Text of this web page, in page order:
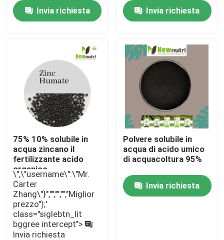
Circa noi
Giro della fabbrica
Controllo di qualità
Contattici
Richieda una citazione
Fertilizzante organico di acido umico
Fertilizzante organico dell'aminoacido
Invia richiesta
Invia richiesta
75% 10% solubile in
acqua zincano il
fertilizzante acido
organico
\",\"username\":\"Mr.
Carter
Zhang\"}","","","","Miglior
prezzo");'
class="siglebtn_lit
bggree intercept">
Invia richiesta
Polvere solubile in
acqua di acido umico
di acquacoltura 95%
Invia richiesta